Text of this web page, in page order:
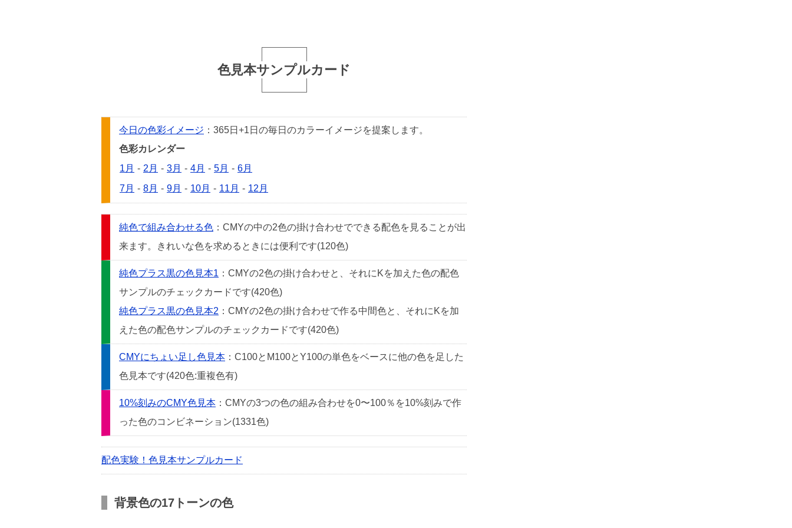
色見本サンプルカード
今日の色彩イメージ ：365日+1日の毎日のカラーイメージを提案します。
色彩カレンダー
1月 - 2月 - 3月 - 4月 - 5月 - 6月
7月 - 8月 - 9月 - 10月 - 11月 - 12月
純色で組み合わせる色 ：CMYの中の2色の掛け合わせでできる配色を見ることが出
来ます。きれいな色を求めるときには便利です(120色)
純色プラス黒の色見本1 ：CMYの2色の掛け合わせと、それにKを加えた色の配色
サンプルのチェックカードです(420色)
純色プラス黒の色見本2 ：CMYの2色の掛け合わせで作る中間色と、それにKを加
えた色の配色サンプルのチェックカードです(420色)
CMYにちょい足し色見本 ：C100とM100とY100の単色をベースに他の色を足した
色見本です(420色:重複色有)
10%刻みのCMY色見本 ：CMYの3つの色の組み合わせを0〜100％を10%刻みで作
った色のコンビネーション(1331色)
配色実験！色見本サンプルカード
背景色の17トーンの色